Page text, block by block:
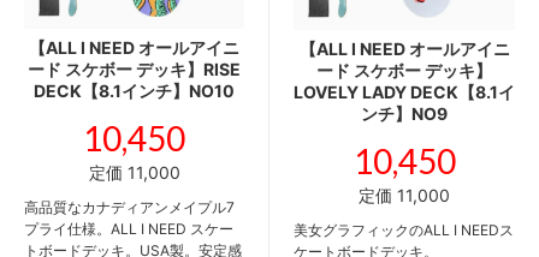
【ALL I NEED オールアイニ
ード スケボー デッキ】RISE
DECK【8.1インチ】NO10
10,450
定価 11,000
高品質なカナディアンメイプル7
プライ仕様。ALL I NEED スケー
トボードデッキ。USA製。安定感
【ALL I NEED オールアイニ
ード スケボー デッキ】
LOVELY LADY DECK【8.1イ
ンチ】NO9
10,450
定価 11,000
美女グラフィックのALL I NEEDス
ケートボードデッキ。